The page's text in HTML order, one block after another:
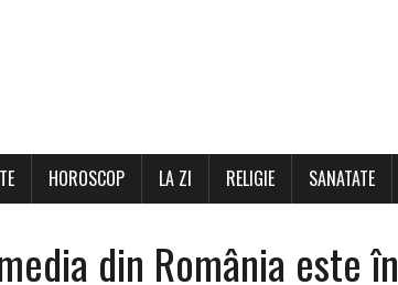
HOROSCOP LA ZI RELIGIE SANATATE
din România este în